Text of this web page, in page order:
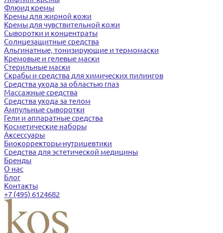
Флюид кремы
Кремы для жирной кожи
Кремы для чувствительной кожи
Сыворотки и концентраты
Солнцезащитные средства
Альгинатные, тонизирующие и термомаски
Кремовые и гелевые маски
Стерильные маски
Скрабы и средства для химических пилингов
Средства ухода за областью глаз
Массажные средства
Средства ухода за телом
Ампульные сыворотки
Гели и аппаратные средства
Косметические наборы
Аксессуары
Биокорректоры-нутрицевтики
Средства для эстетической медицины
Бренды
О нас
Блог
Контакты
+7 (495) 6124682